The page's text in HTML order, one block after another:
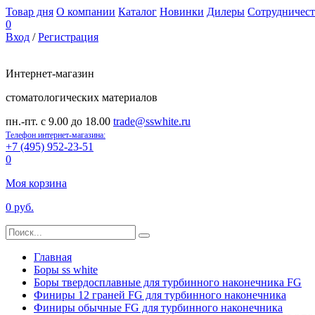
Товар дня О компании Каталог Новинки Дилеры
0
Вход /Регистрация
Интернет-магазин
стоматологических материалов
пн.-пт. с 9.00 до 18.00 trade@sswhite.ru
Телефон интернет-магазина:
+7 (495) 952-23-51
0
Моя корзина
0 руб.
Главная
Боры ss white
Боры твердосплавные для турбинного наконечника FG
Финиры 12 граней FG для турбинного наконечника
Финиры обычные FG для турбинного наконечника